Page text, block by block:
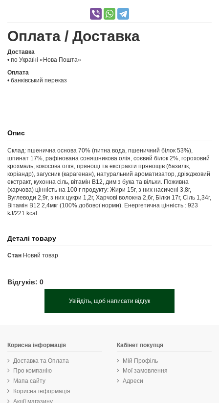
Оплата / Доставка
Доставка
• по Україні «Нова Пошта»
Оплата
• банківський переказ
Опис
Склад: пшенична основа 70% (питна вода, пшеничний білок 53%),
шпинат 17%, рафінована соняшникова олія, соєвий білок 2%, гороховий
крохмаль, кокосова олія, прянощі та екстракти прянощів (базилік,
коріандр), загусник (карагенан), натуральний ароматизатор, дріжджовий
екстракт, кухонна сіль, вітамін В12, дим з бука та вільхи. Поживна
(харчова) цінність на 100 г продукту: Жири 15г, з них насичені 3,8г,
Вуглеводи 2,9г, з них цукри 1,2г, Харчові волокна 2,6г, Білки 17г, Сіль 1,34г,
Вітамін В12 2,4мкг (100% добової норми). Енергетична цінність : 923
kJ/221 kcal.
Деталі товару
Стан Новий товар
Відгуків: 0
Увійдіть, щоб написати відгук
Корисна інформація
Доставка та Оплата
Про компанію
Мапа сайту
Корисна інформація
Акції магазину
Кабінет покупця
Мій Профіль
Мої замовлення
Адреси